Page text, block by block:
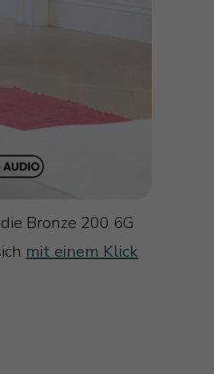
Bronze 200 6G
mit einem Klick